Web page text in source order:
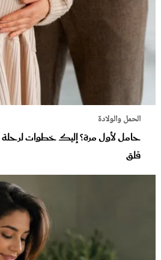
الحمل والولادة
حامل لأول مرة؟ إليك خطوات
قلق